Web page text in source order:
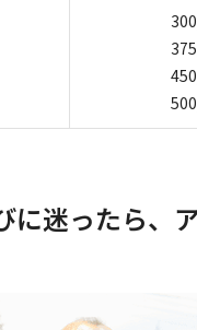
に迷ったら、